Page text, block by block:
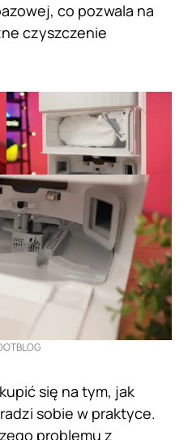
co pozwala na
czyszczenie
się na tym, jak
sobie w praktyce.
problemu z